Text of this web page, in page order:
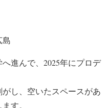
進んで、2025年にプロデ
し、空いたスペースがあ
す。